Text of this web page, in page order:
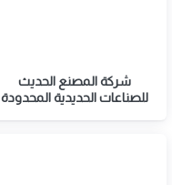
شركة المصنع الحديث
للصناعات الحديدية المحدودة